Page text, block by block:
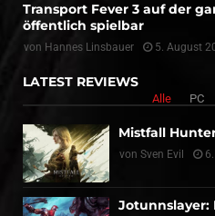
Transport Fever 3 auf der
öffentlich spielbar
von Hannes Linsbauer 5. August
LATEST REVIEWS
Alle PC
Mistfall
von Sven Evil
Jotunnslayer: